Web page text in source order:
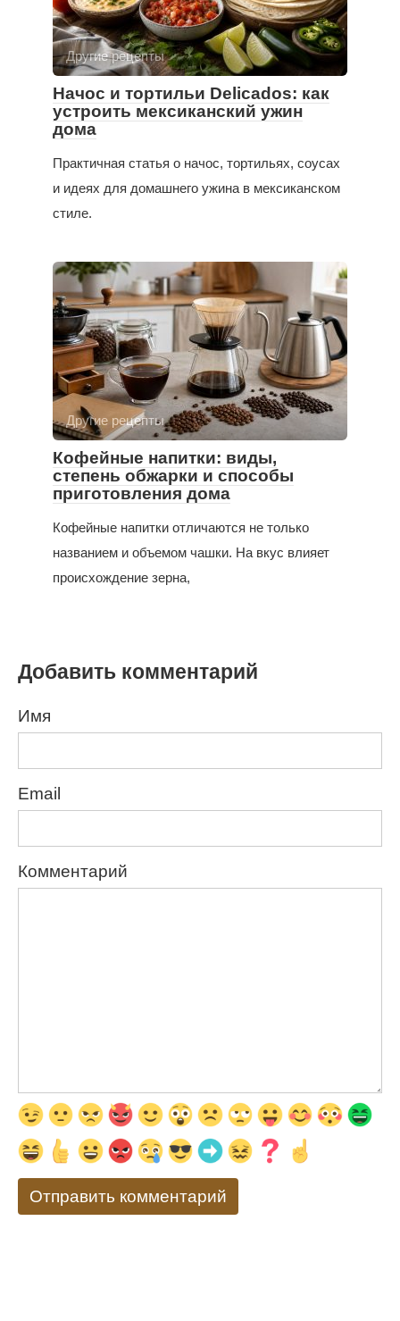
Другие рецепты
Начос и тортильи Delicados: как
устроить мексиканский ужин
дома
Практичная статья о начос, тортильях, соусах
и идеях для домашнего ужина в мексиканском
стиле.
Другие рецепты
Кофейные напитки: виды,
степень обжарки и способы
приготовления дома
Кофейные напитки отличаются не только
названием и объемом чашки. На вкус влияет
происхождение зерна,
Добавить комментарий
Имя
Email
Комментарий